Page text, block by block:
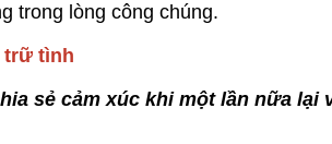
trong lòng công chúng.
trữ tình
sẻ cảm xúc khi một lần nữa lại